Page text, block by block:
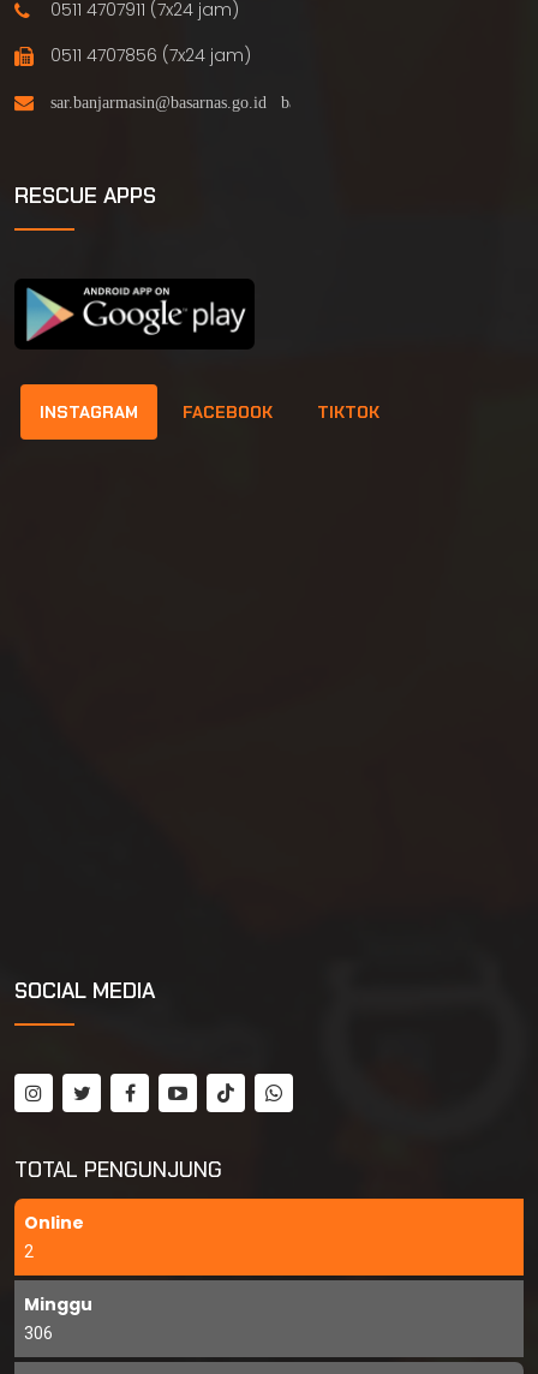
0511 4707911 (7x24 jam)
0511 4707856 (7x24 jam)
RESCUE APPS
INSTAGRAM FACEBOOK TIKTOK
SOCIAL MEDIA
TOTAL PENGUNJUNG
Online
2
Minggu
306